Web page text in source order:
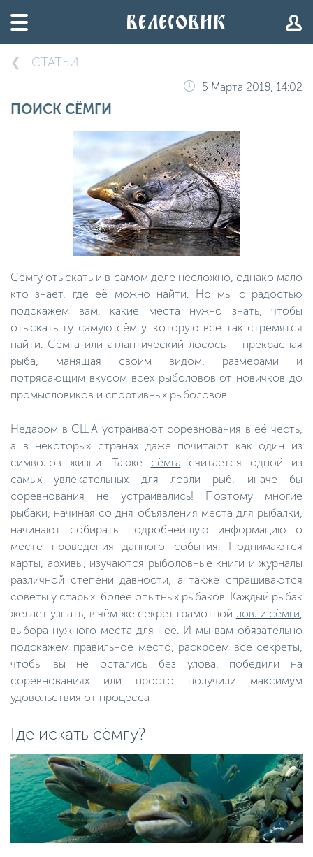
СТАТЬИ
5 Марта 2018, 14:02
ПОИСК СЁМГИ
Сёмгу отыскать и в самом деле несложно, однако мало
кто знает, где её можно найти. Но мы с радостью
подскажем вам, какие места нужно знать, чтобы
отыскать ту самую сёмгу, которую все так стремятся
найти. Сёмга или атлантический лосось – прекрасная
рыба, манящая своим видом, размерами и
потрясающим вкусом всех рыболовов от новичков до
промысловиков и спортивных рыболовов.
Недаром в США устраивают соревнования в её честь,
а в некоторых странах даже почитают как один из
символов жизни. Также сёмга считается одной из
самых увлекательных для ловли рыб, иначе бы
соревнования не устраивались! Поэтому многие
рыбаки, начиная со дня объявления места для рыбалки,
начинают собирать подробнейшую информацию о
месте проведения данного события. Поднимаются
карты, архивы, изучаются рыболовные книги и журналы
различной степени давности, а также спрашиваются
советы у старых, более опытных рыбаков. Каждый рыбак
желает узнать, в чём же секрет грамотной ловли сёмги,
выбора нужного места для неё. И мы вам обязательно
подскажем правильное место, раскроем все секреты,
чтобы вы не остались без улова, победили на
соревнованиях или просто получили максимум
удовольствия от процесса
Где искать сёмгу?